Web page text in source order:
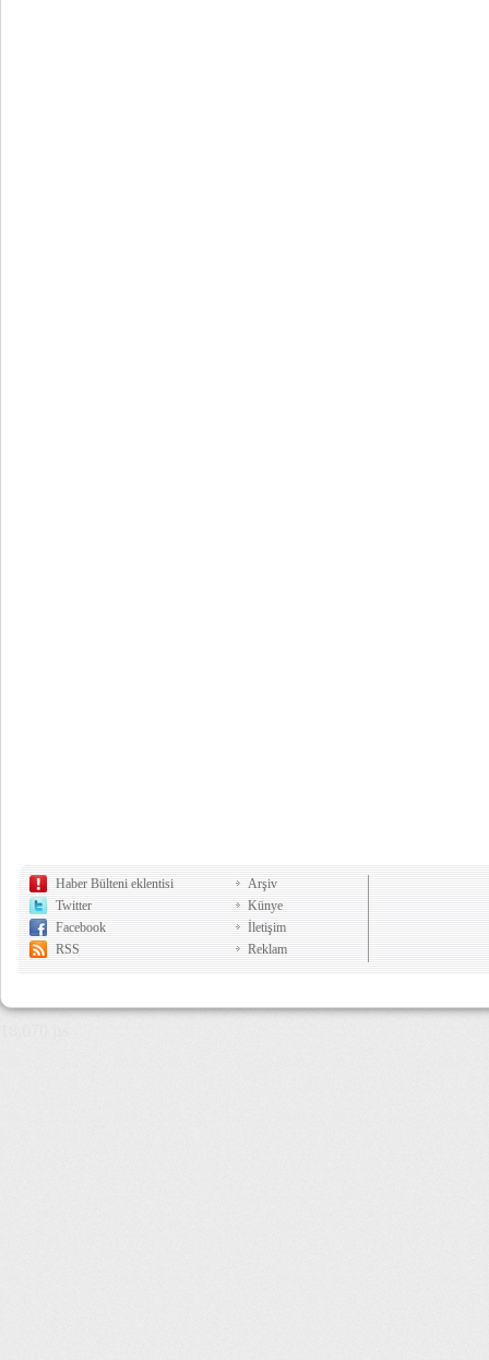
Haber Bülteni eklentisi
Twitter
Facebook
RSS
Arşiv
Künye
İletişim
Reklam